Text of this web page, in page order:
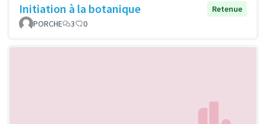
Initiation à la botanique
Retenue
PORCHE
3 0